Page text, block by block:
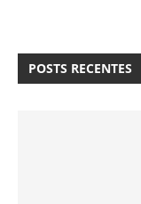
POSTS RECENTES